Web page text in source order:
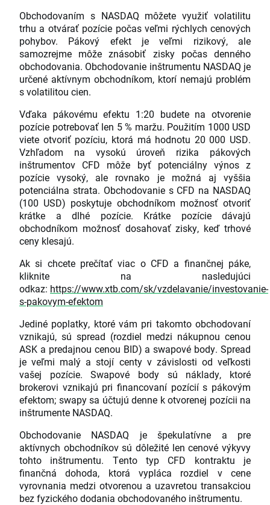
Obchodovaním s NASDAQ môžete využiť volatilitu
trhu a otvárať pozície počas veľmi rýchlych cenových
pohybov. Pákový efekt je veľmi rizikový, ale
samozrejme môže znásobiť zisky počas denného
obchodovania. Obchodovanie inštrumentu NASDAQ je
určené aktívnym obchodníkom, ktorí nemajú problém
s volatilitou cien.
Vďaka pákovému efektu 1:20 budete na otvorenie
pozície potrebovať len 5 % maržu. Použitím 1000 USD
viete otvoriť pozíciu, ktorá má hodnotu 20 000 USD.
Vzhľadom na vysokú úroveň rizika pákových
inštrumentov CFD môže byť potenciálny výnos z
pozície vysoký, ale rovnako je možná aj vyššia
potenciálna strata. Obchodovanie s CFD na NASDAQ
(100 USD) poskytuje obchodníkom možnosť otvoriť
krátke a dlhé pozície. Krátke pozície dávajú
obchodníkom možnosť dosahovať zisky, keď trhové
ceny klesajú.
Ak si chcete prečítať viac o CFD a finančnej páke,
kliknite na nasledujúci
odkaz: https://www.xtb.com/sk/vzdelavanie/investovanie-
s-pakovym-efektom
Jediné poplatky, ktoré vám pri takomto obchodovaní
vznikajú, sú spread (rozdiel medzi nákupnou cenou
ASK a predajnou cenou BID) a swapové body. Spread
je veľmi malý a stojí centy v závislosti od veľkosti
vašej pozície. Swapové body sú náklady, ktoré
brokerovi vznikajú pri financovaní pozícií s pákovým
efektom; swapy sa účtujú denne k otvorenej pozícii na
inštrumente NASDAQ.
Obchodovanie NASDAQ je špekulatívne a pre
aktívnych obchodníkov sú dôležité len cenové výkyvy
tohto inštrumentu. Tento typ CFD kontraktu je
finančná dohoda, ktorá vypláca rozdiel v cene
vyrovnania medzi otvorenou a uzavretou transakciou
bez fyzického dodania obchodovaného inštrumentu.